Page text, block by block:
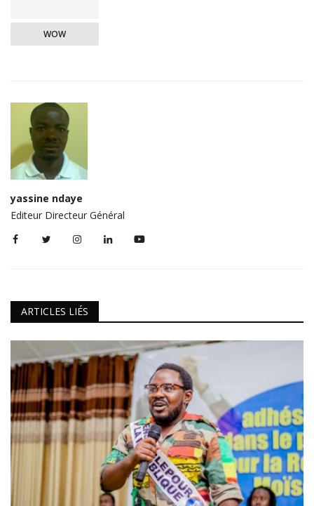
WOW
yassine ndaye
Editeur Directeur Général
ARTICLES LIÉS